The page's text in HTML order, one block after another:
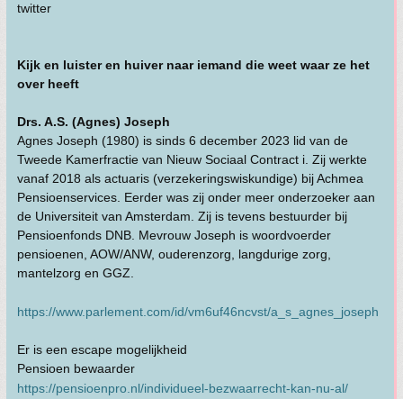
twitter
Kijk en luister en huiver naar iemand die weet waar ze het
over heeft
Drs. A.S. (Agnes) Joseph
Agnes Joseph (1980) is sinds 6 december 2023 lid van de
Tweede Kamerfractie van Nieuw Sociaal Contract i. Zij werkte
vanaf 2018 als actuaris (verzekeringswiskundige) bij Achmea
Pensioenservices. Eerder was zij onder meer onderzoeker aan
de Universiteit van Amsterdam. Zij is tevens bestuurder bij
Pensioenfonds DNB. Mevrouw Joseph is woordvoerder
pensioenen, AOW/ANW, ouderenzorg, langdurige zorg,
mantelzorg en GGZ.
https://www.parlement.com/id/vm6uf46ncvst/a_s_agnes_joseph
Er is een escape mogelijkheid
Pensioen bewaarder
https://pensioenpro.nl/individueel-bezwaarrecht-kan-nu-al/